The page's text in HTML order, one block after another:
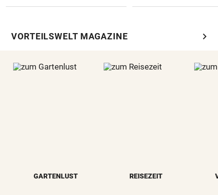
VORTEILSWELT MAGAZINE chevron_right
GARTENLUST REISEZEIT